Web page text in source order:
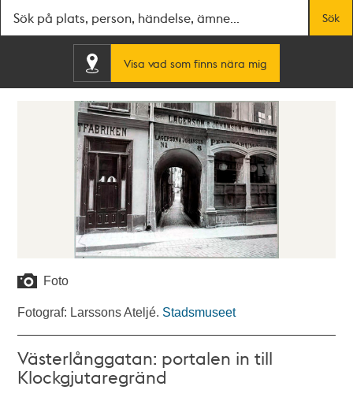
Sök
Visa vad som finns nära mig
Foto
Fotograf: Larssons Ateljé. Stadsmuseet
Västerlånggatan: portalen in till
Klockgjutaregränd